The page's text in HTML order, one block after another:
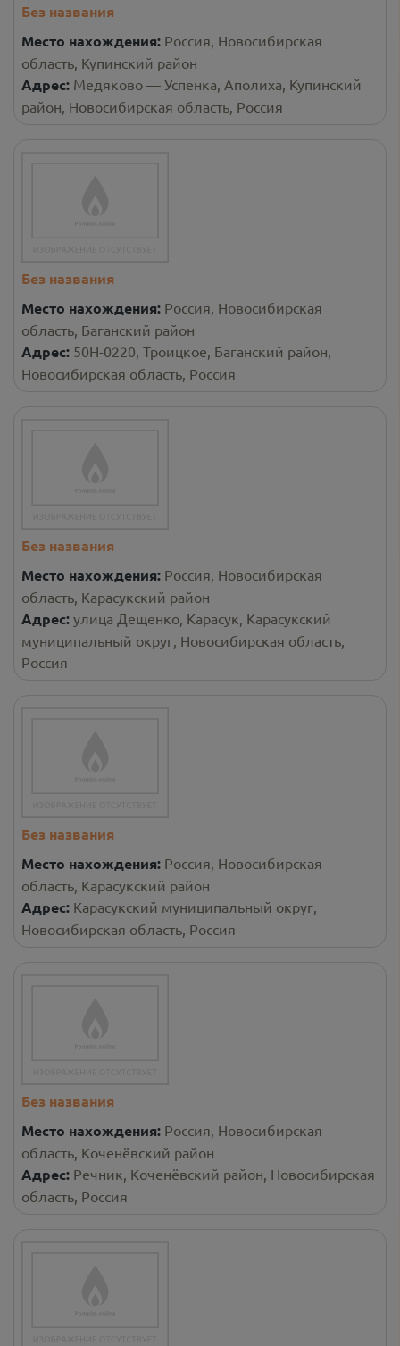
Без названия
Место нахождения: Россия, Новосибирская
область, Купинский район
Адрес: Медяково — Успенка, Аполиха, Купинский
район, Новосибирская область, Россия
Без названия
Место нахождения: Россия, Новосибирская
область, Баганский район
Адрес: 50Н-0220, Троицкое, Баганский район,
Новосибирская область, Россия
Без названия
Место нахождения: Россия, Новосибирская
область, Карасукский район
Адрес: улица Дещенко, Карасук, Карасукский
муниципальный округ, Новосибирская область,
Россия
Без названия
Место нахождения: Россия, Новосибирская
область, Карасукский район
Адрес: Карасукский муниципальный округ,
Новосибирская область, Россия
Без названия
Место нахождения: Россия, Новосибирская
область, Коченёвский район
Адрес: Речник, Коченёвский район, Новосибирская
область, Россия